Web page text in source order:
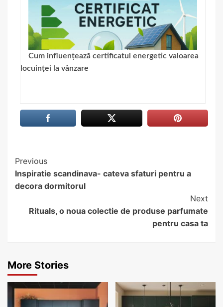
Cum influențează certificatul energetic valoarea
locuinței la vânzare
Continue
Reading
Previous
Inspiratie scandinava- cateva sfaturi pentru a
decora dormitorul
Next
Rituals, o noua colectie de produse parfumate
pentru casa ta
More Stories